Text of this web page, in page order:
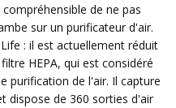
de ne pas
sur un purificateur d'air.
: il est actuellement réduit
HEPA, qui est considéré
purification de l'air. Il capture
dispose de 360 ​​sorties d'air